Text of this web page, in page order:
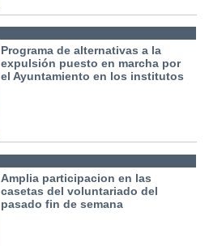
Programa de alternativas a la
expulsión puesto en marcha por
el Ayuntamiento en los institutos
Amplia participacion en las
casetas del voluntariado del
pasado fin de semana